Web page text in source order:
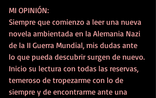
MI OPINIÓN:
Siempre que comienzo a leer una nueva
novela ambientada en la Alemania Nazi
de la II Guerra Mundial, mis dudas ante
lo que pueda descubrir surgen de nuevo.
Inicio su lectura con todas las reservas,
temeroso de tropezarme con lo de
siempre y de encontrarme ante una